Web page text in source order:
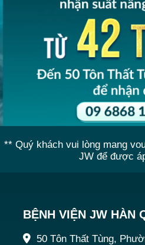
** Quý khách vui lòng mang
JW để được
BỆNH VIỆN JW HÀN
50 Tôn Thất Tùng,